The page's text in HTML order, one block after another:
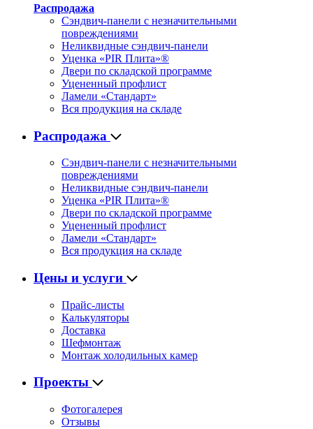
Распродажа
Сэндвич-панели с незначительными
повреждениями
Неликвидные сэндвич-панели
Уценка «PIR Плита»®
Двери по складской программе
Уцененный профлист
Ламели «Стандарт»
Вся продукция на складе
Распродажа
Сэндвич-панели с незначительными
повреждениями
Неликвидные сэндвич-панели
Уценка «PIR Плита»®
Двери по складской программе
Уцененный профлист
Ламели «Стандарт»
Вся продукция на складе
Цены и услуги
Прайс-листы
Калькуляторы
Доставка
Шефмонтаж
Монтаж холодильных камер
Проекты
Фотогалерея
Отзывы